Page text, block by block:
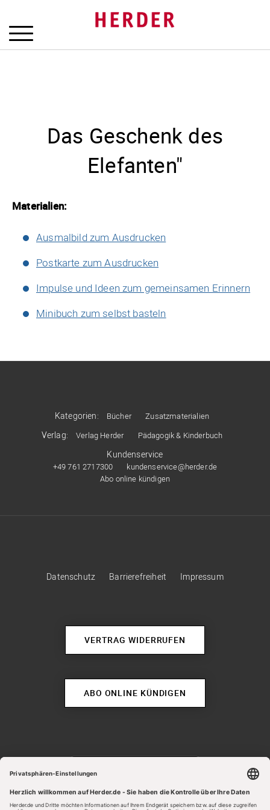
Das Geschenk des
Elefanten"
Materialien:
Ausmalbild zum Ausdrucken
Postkarte zum Ausdrucken
Impulse und Ideen zum gemeinsamen Erinnern
Minibuch zum selbst basteln
Kategorien: Bücher Zusatzmaterialien
Verlag: Verlag Herder Pädagogik & Kinderbuch
Kundenservice
+49 761 2717300
kundenservice@herder.de
Abo online kündigen
Datenschutz Barrierefreiheit Impressum
VERTRAG WIDERRUFEN
ABO ONLINE KÜNDIGEN